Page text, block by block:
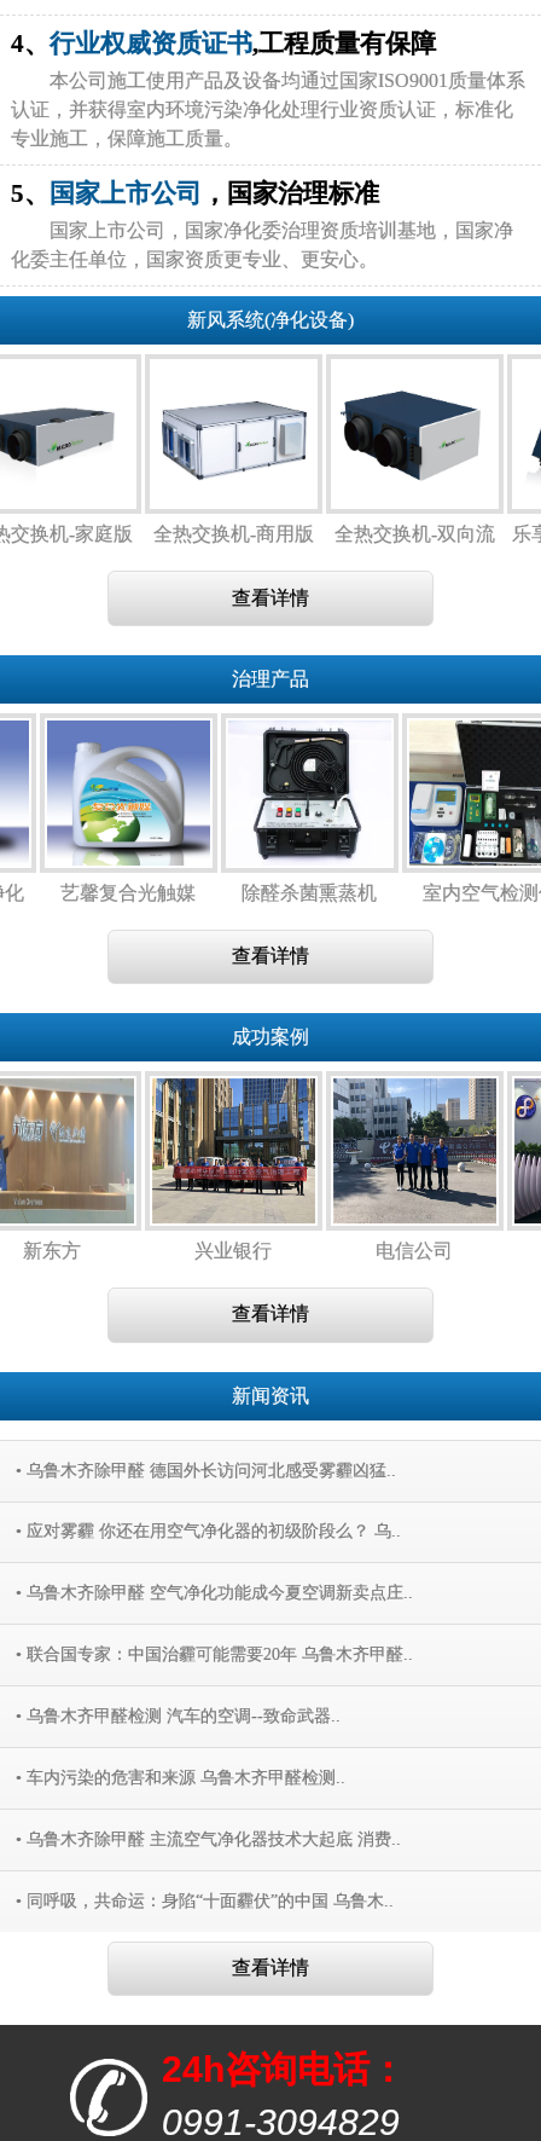
4、行业权威资质证书,工程质量有保障
本公司施工使用产品及设备均通过国家ISO9001质量体系
认证，并获得室内环境污染净化处理行业资质认证，标准化
专业施工，保障施工质量。
5、 国家上市公司 ，国家治理标准
国家上市公司，国家净化委治理资质培训基地，国家净
化委主任单位，国家资质更专业、更安心。
新风系统(净化设备)
换机-家庭版 全热交换机-商用版
全热交换机-双向流
乐
查看详情
治理产品
化
艺馨复合光触媒 除醛杀菌熏蒸机 室内空气检
查看详情
成功案例
新东方 兴业银行 电信公司
查看详情
新闻资讯
• 乌鲁木齐除甲醛 德国外长访问河北感受雾霾凶猛..
• 应对雾霾 你还在用空气净化器的初级阶段么？ 乌..
• 乌鲁木齐除甲醛 空气净化功能成今夏空调新卖点庄..
• 联合国专家：中国治霾可能需要20年 乌鲁木齐甲醛..
• 乌鲁木齐甲醛检测 汽车的空调--致命武器..
• 车内污染的危害和来源 乌鲁木齐甲醛检测..
• 乌鲁木齐除甲醛 主流空气净化器技术大起底 消费..
• 同呼吸，共命运：身陷“十面霾伏”的中国 乌鲁木..
查看详情
24h咨询电话：
0991-3094829